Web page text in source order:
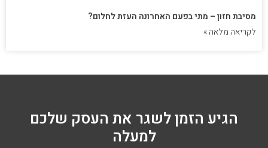
מסיבת חזון – מתי בפעם האחרונה העזת לחלום?
לקריאה מלאה »
הגיע הזמן לשגר את העסק שלכם
למעלה